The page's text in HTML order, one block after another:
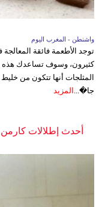
واشنطن - المغرب اليوم
توجد الأطعمة فائقة
كثيرون، وسوف تساعدك هذه
المثلجات أنها تتكون من
جا�... المزيد
أحدث إطلالات